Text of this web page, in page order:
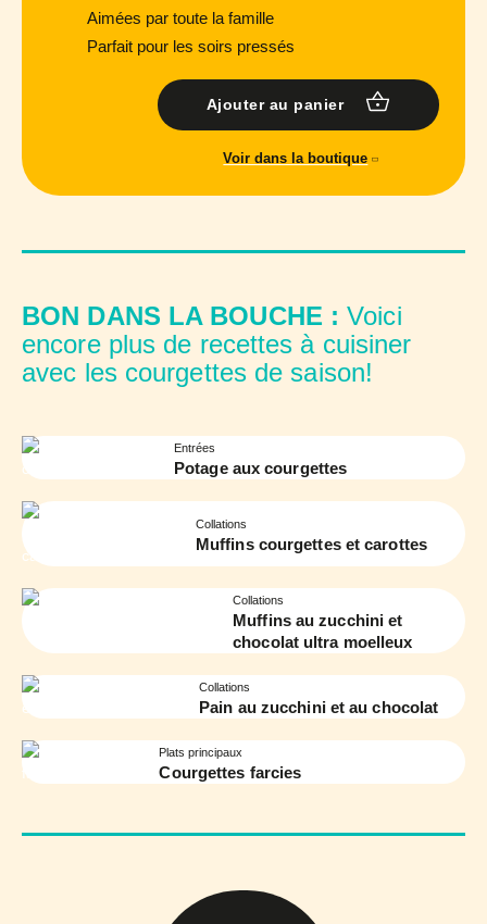
Aimées par toute la famille
Parfait pour les soirs pressés
Ajouter au panier
Voir dans la boutique
BON DANS LA BOUCHE : Voici
encore plus de recettes à cuisiner
avec les courgettes de saison!
Entrées
Potage aux courgettes
Collations
Muffins courgettes et carottes
Collations
Muffins au zucchini et
chocolat ultra moelleux
Collations
Pain au zucchini et au chocolat
Plats principaux
Courgettes farcies